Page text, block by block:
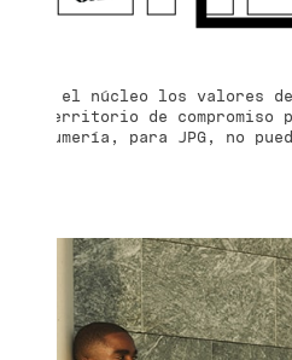
en el núcleo los valores
territorio de compromiso
para JPG, no